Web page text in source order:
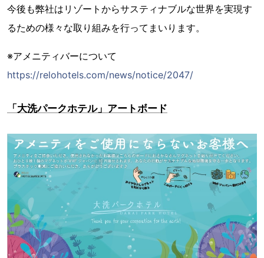
今後も弊社はリゾートからサスティナブルな世界を実現す
るための様々な取り組みを行ってまいります。
※アメニティバーについて
https://relohotels.com/news/notice/2047/
「大洗パークホテル」アートボード